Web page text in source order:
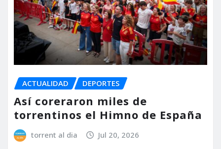
ACTUALIDAD DEPORTES
Así coreraron miles de
torrentinos el Himno de España
torrent al dia Jul 20, 2026